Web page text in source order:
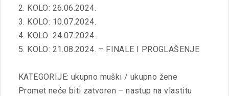
2. KOLO: 26.06.2024.
3. KOLO: 10.07.2024.
4. KOLO: 24.07.2024.
5. KOLO: 21.08.2024. – FINALE I PROGLAŠENJE
KATEGORIJE: ukupno muški / ukupno žene
Promet neće biti zatvoren – nastup na vlastitu